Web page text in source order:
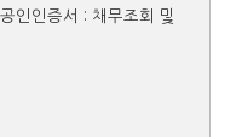
인인증서 : 채무조회 및